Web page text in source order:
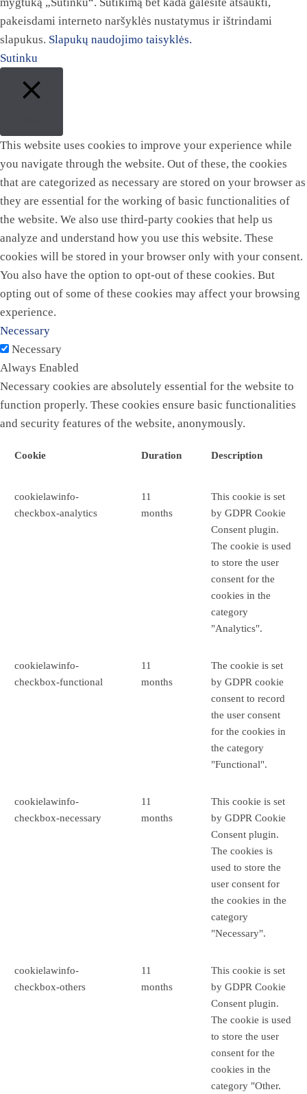
pakeisdami interneto naršyklės nustatymus ir ištrindami
slapukus. Slapukų naudojimo taisyklės.
Sutinku
This website uses cookies to improve your experience while
you navigate through the website. Out of these, the cookies
that are categorized as necessary are stored on your browser as
they are essential for the working of basic functionalities of
the website. We also use third-party cookies that help us
analyze and understand how you use this website. These
cookies will be stored in your browser only with your consent.
You also have the option to opt-out of these cookies. But
opting out of some of these cookies may affect your browsing
experience.
Necessary
Necessary
Always Enabled
Necessary cookies are absolutely essential for the website to
function properly. These cookies ensure basic functionalities
and security features of the website, anonymously.
Cookie Duration Description
cookielawinfo-
checkbox-analytics
11
months
This cookie is set
by GDPR Cookie
Consent plugin.
The cookie is used
to store the user
consent for the
cookies in the
category
"Analytics".
cookielawinfo-
checkbox-functional
11
months
The cookie is set
by GDPR cookie
consent to record
the user consent
for the cookies in
the category
"Functional".
cookielawinfo-
checkbox-necessary
11
months
This cookie is set
by GDPR Cookie
Consent plugin.
The cookies is
used to store the
user consent for
the cookies in the
category
"Necessary".
cookielawinfo-
checkbox-others
11
months
This cookie is set
by GDPR Cookie
Consent plugin.
The cookie is used
to store the user
consent for the
cookies in the
category "Other.